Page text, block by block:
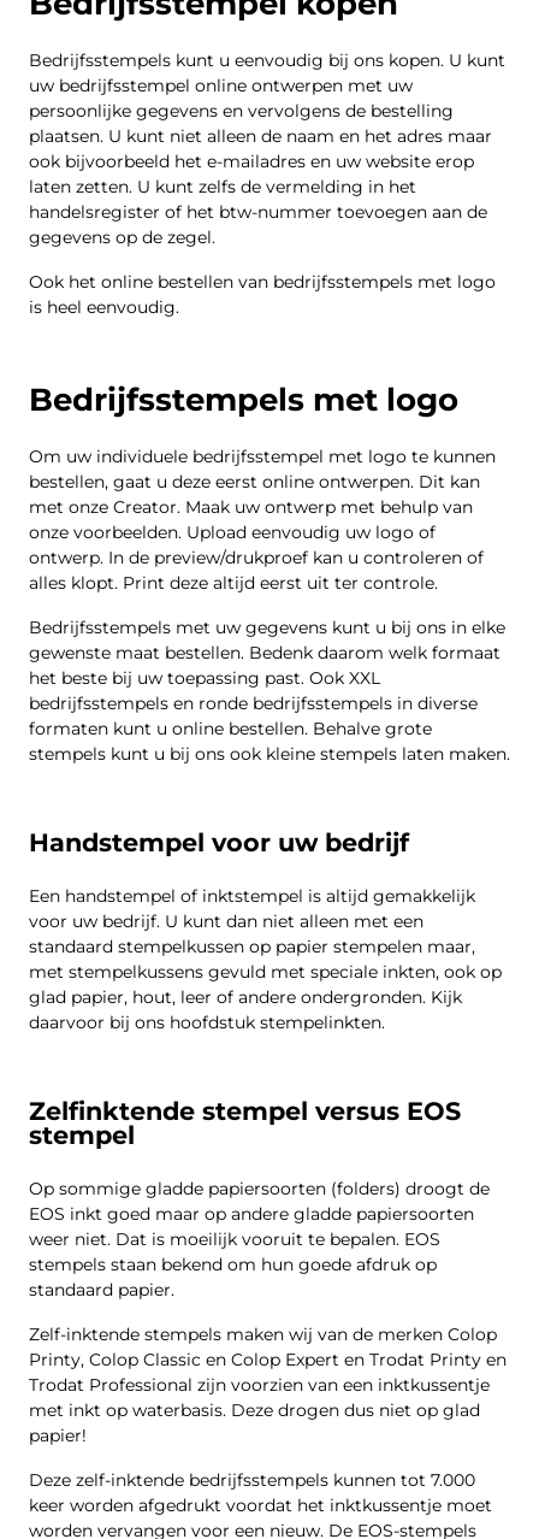
Bedrijfsstempels kunt u eenvoudig bij ons kopen. U kunt
uw bedrijfsstempel online ontwerpen met uw
persoonlijke gegevens en vervolgens de bestelling
plaatsen. U kunt niet alleen de naam en het adres maar
ook bijvoorbeeld het e-mailadres en uw website erop
laten zetten. U kunt zelfs de vermelding in het
handelsregister of het btw-nummer toevoegen aan de
gegevens op de zegel.
Ook het online bestellen van bedrijfsstempels met logo
is heel eenvoudig.
Bedrijfsstempels met logo
Om uw individuele bedrijfsstempel met logo te kunnen
bestellen, gaat u deze eerst online ontwerpen. Dit kan
met onze Creator. Maak uw ontwerp met behulp van
onze voorbeelden. Upload eenvoudig uw logo of
ontwerp. In de preview/drukproef kan u controleren of
alles klopt. Print deze altijd eerst uit ter controle.
Bedrijfsstempels met uw gegevens kunt u bij ons in elke
gewenste maat bestellen. Bedenk daarom welk formaat
het beste bij uw toepassing past. Ook XXL
bedrijfsstempels en ronde bedrijfsstempels in diverse
formaten kunt u online bestellen. Behalve grote
stempels kunt u bij ons ook kleine stempels laten maken.
Handstempel voor uw bedrijf
Een handstempel of inktstempel is altijd gemakkelijk
voor uw bedrijf. U kunt dan niet alleen met een
standaard stempelkussen op papier stempelen maar,
met stempelkussens gevuld met speciale inkten, ook op
glad papier, hout, leer of andere ondergronden. Kijk
daarvoor bij ons hoofdstuk stempelinkten.
Zelfinktende stempel versus EOS
stempel
Op sommige gladde papiersoorten (folders) droogt de
EOS inkt goed maar op andere gladde papiersoorten
weer niet. Dat is moeilijk vooruit te bepalen. EOS
stempels staan bekend om hun goede afdruk op
standaard papier.
Zelf-inktende stempels maken wij van de merken Colop
Printy, Colop Classic en Colop Expert en Trodat Printy en
Trodat Professional zijn voorzien van een inktkussentje
met inkt op waterbasis. Deze drogen dus niet op glad
papier!
Deze zelf-inktende bedrijfsstempels kunnen tot 7.000
keer worden afgedrukt voordat het inktkussentje moet
worden vervangen voor een nieuw. De EOS-stempels